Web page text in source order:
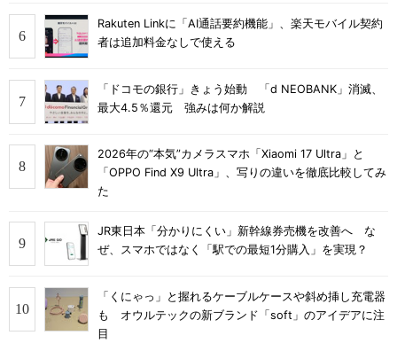
Rakuten Linkに「AI通話要約機能」、楽天モバイル契約
者は追加料金なしで使える
「ドコモの銀行」きょう始動 「d NEOBANK」消滅、
最大4.5％還元 強みは何か解説
2026年の“本気”カメラスマホ「Xiaomi 17 Ultra」と
「OPPO Find X9 Ultra」、写りの違いを徹底比較してみ
た
JR東日本「分かりにくい」新幹線券売機を改善へ な
ぜ、スマホではなく「駅での最短1分購入」を実現？
「くにゃっ」と握れるケーブルケースや斜め挿し充電器
も オウルテックの新ブランド「soft」のアイデアに注
目